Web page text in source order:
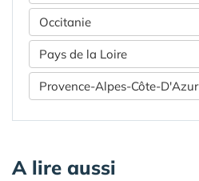
Occitanie
Pays de la Loire
Provence-Alpes-Côte-D'Azur
A lire aussi